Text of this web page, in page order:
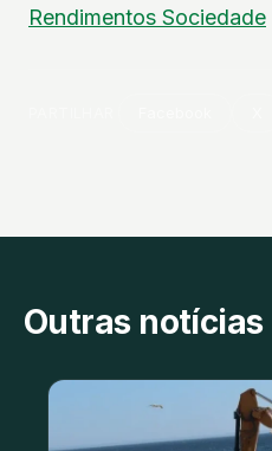
Rendimentos Sociedade
Outras notícias